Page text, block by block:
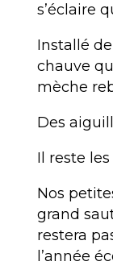
s’éclaire
Installé
chauve
mèche
Des
Il reste
Nos
grand
restera
l’année